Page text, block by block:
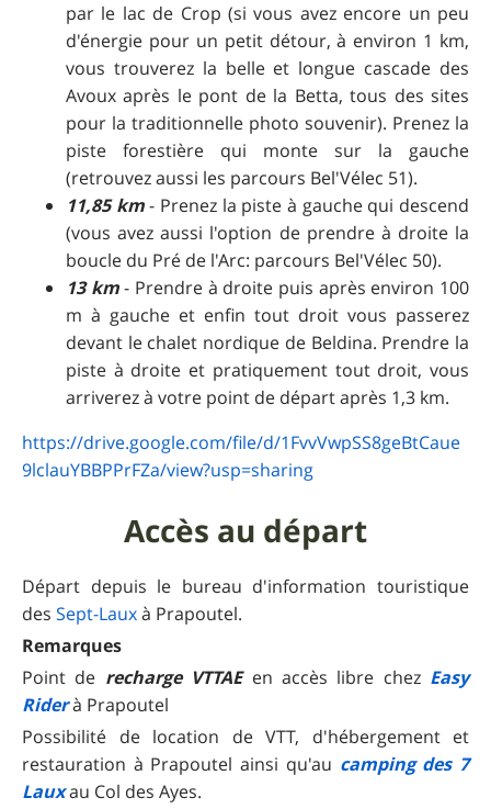
par le lac de Crop (si vous avez encore un peu
d'énergie pour un petit détour, à environ 1 km,
vous trouverez la belle et longue cascade des
Avoux après le pont de la Betta, tous des sites
pour la traditionnelle photo souvenir). Prenez la
piste forestière qui monte sur la gauche
(retrouvez aussi les parcours Bel'Vélec 51).
11,85 km- Prenez la piste à gauche qui descend
(vous avez aussi l'option de prendre à droite la
boucle du Pré de l'Arc: parcours Bel'Vélec 50).
13 km- Prendre à droite puis après environ 100
m à gauche et enfin tout droit vous passerez
devant le chalet nordique de Beldina. Prendre la
piste à droite et pratiquement tout droit, vous
arriverez à votre point de départ après 1,3 km.
https://drive.google.com/file/d/1FvvVwpSS8geBtCaue
9lclauYBBPPrFZa/view?usp=sharing
Accès au départ
Départ depuis le bureau d'information touristique
des Sept-Lauxà Prapoutel.
Remarques
Point de recharge VTTAEen accès libre chez Easy
Riderà Prapoutel
Possibilité de location de VTT, d'hébergement et
restauration à Prapoutel ainsi qu'au camping des 7
Lauxau Col des Ayes.